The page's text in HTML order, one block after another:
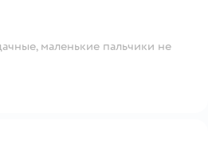
маленькие пальчики не